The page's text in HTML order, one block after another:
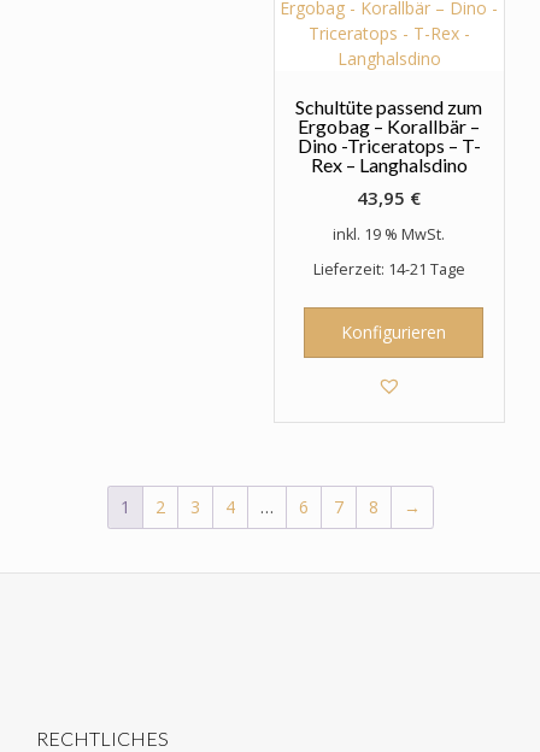
Schultüte passend zum
Ergobag – Korallbär –
Dino -Triceratops – T-
Rex – Langhalsdino
43,95 €
inkl. 19 % MwSt.
Lieferzeit: 14-21 Tage
Konfigurieren
1 2 3 4 … 6 7 8 →
RECHTLICHES